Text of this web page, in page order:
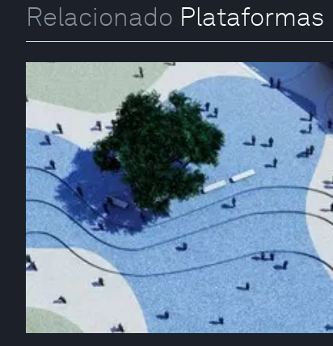
Relacionado Plataformas